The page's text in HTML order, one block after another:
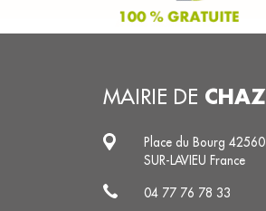
MAIRIE DE
Place du Bourg 42560
SUR-LAVIEU France
04 77 76 78 33